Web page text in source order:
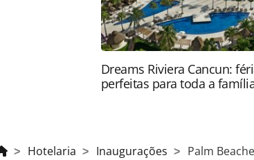
Dreams Riviera Cancun:
perfeitas para toda a
Hotelaria Inaugurações Palm